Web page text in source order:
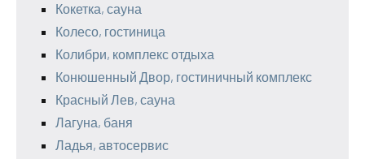
Кокетка, сауна
Колесо, гостиница
Колибри, комплекс отдыха
Конюшенный Двор, гостиничный комплекс
Красный Лев, сауна
Лагуна, баня
Ладья, автосервис